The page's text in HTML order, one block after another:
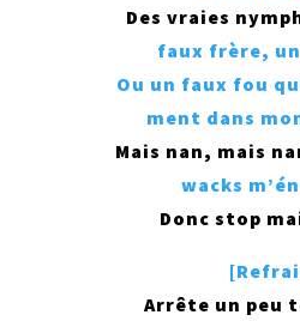
Des vraies
faux frère,
Ou un faux fou
ment dans
Mais nan, mais
wacks
Donc stop
Arrête un peu